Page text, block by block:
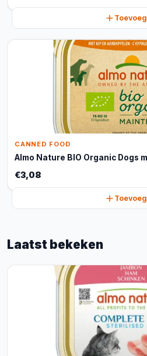
CANNED FOOD
Almo Nature BIO Organic Dogs
€3,08
Laatst bekeken